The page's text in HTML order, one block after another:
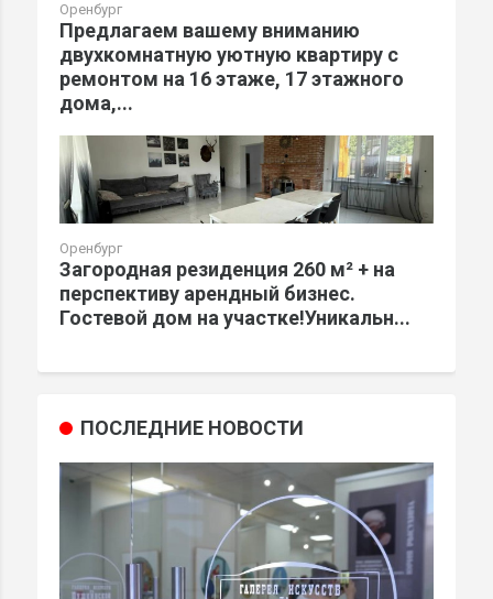
Оренбург
Предлагаем вашему вниманию
двухкомнатную уютную квартиру с
ремонтом на 16 этаже, 17 этажного
дома,...
Оренбург
Загородная резиденция 260 м² + на
перспективу арендный бизнес.
Гостевой дом на участке!Уникальн...
ПОСЛЕДНИЕ НОВОСТИ